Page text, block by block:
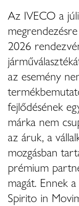
Az IVECO a
2026
az esemény
fejlődésének
márka nem
az áruk, a
mozgásban
prémium
magát. Ennek
Spirito in